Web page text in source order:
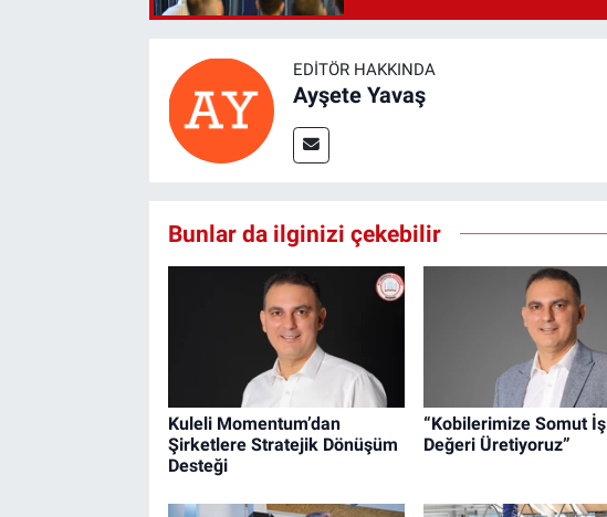
EDITÖR HAKKINDA
Ayşete Yavaş
Bunlar da ilginizi çekebilir
Kuleli Momentum’dan
Şirketlere Stratejik Dönüşüm
Desteği
“Kobilerimize Somut İş
Değeri Üretiyoruz”